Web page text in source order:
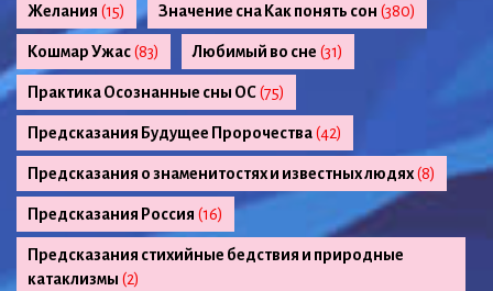
Желания (15) Значение сна Как понять сон (380)
Кошмар Ужас(83) Любимый во сне (31)
Практика Осознанные сны ОС(75)
Предсказания Будущее Пророчества(42)
Предсказания о знаменитостях и известных людях(8)
Предсказания Россия (16)
Предсказания стихийные бедствия и природные
катаклизмы (2)